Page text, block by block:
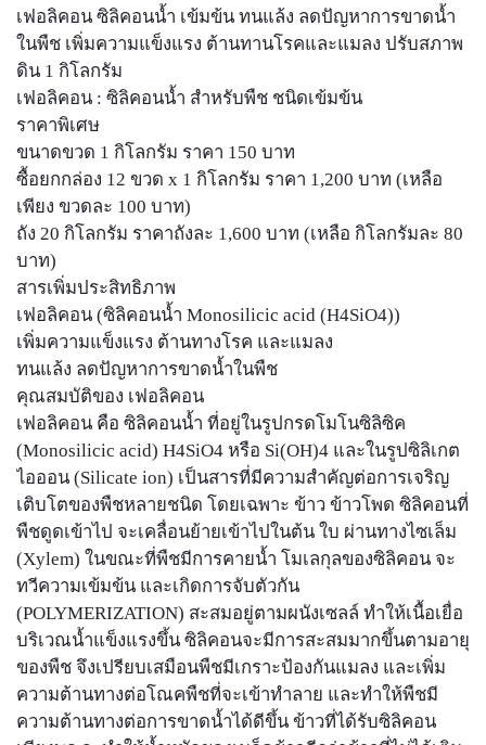
เฟอลิคอน ซิลิคอนน้ำ เข้มข้น ทนแล้ง ลดปัญหาการขาดน้ำ
ในพืช เพิ่มความแข็งแรง ต้านทานโรคและแมลง ปรับสภาพ
ดิน 1 กิโลกรัม
เฟอลิคอน : ซิลิคอนน้ำ สำหรับพืช ชนิดเข้มข้น
ราคาพิเศษ
ขนาดขวด 1 กิโลกรัม ราคา 150 บาท
ซื้อยกกล่อง 12 ขวด x 1 กิโลกรัม ราคา 1,200 บาท (เหลือ
เพียง ขวดละ 100 บาท)
ถัง 20 กิโลกรัม ราคาถังละ 1,600 บาท (เหลือ กิโลกรัมละ 80
บาท)
สารเพิ่มประสิทธิภาพ
เฟอลิคอน (ซิลิคอนน้ำ Monosilicic acid (H4SiO4))
เพิ่มความแข็งแรง ต้านทางโรค และแมลง
ทนแล้ง ลดปัญหาการขาดน้ำในพืช
คุณสมบัติของ เฟอลิคอน
เฟอลิคอน คือ ซิลิคอนน้ำ ที่อยู่ในรูปกรดโมโนซิลิซิค
(Monosilicic acid) H4SiO4 หรือ Si(OH)4 และในรูปซิลิเกต
ไอออน (Silicate ion) เป็นสารที่มีความสำคัญต่อการเจริญ
เติบโตของพืชหลายชนิด โดยเฉพาะ ข้าว ข้าวโพด ซิลิคอนที่
พืชดูดเข้าไป จะเคลื่อนย้ายเข้าไปในต้น ใบ ผ่านทางไซเล็ม
(Xylem) ในขณะที่พืชมีการคายน้ำ โมเลกุลของซิลิคอน จะ
ทวีความเข้มข้น และเกิดการจับตัวกัน
(POLYMERIZATION) สะสมอยู่ตามผนังเซลล์ ทำให้เนื้อเยื่อ
บริเวณน้ำแข็งแรงขึ้น ซิลิคอนจะมีการสะสมมากขึ้นตามอายุ
ของพืช จึงเปรียบเสมือนพืชมีเกราะป้องกันแมลง และเพิ่ม
ความต้านทางต่อโณคพืชที่จะเข้าทำลาย และทำให้พืชมี
ความต้านทางต่อการขาดน้ำได้ดีขึ้น ข้าวที่ได้รับซิลิคอน